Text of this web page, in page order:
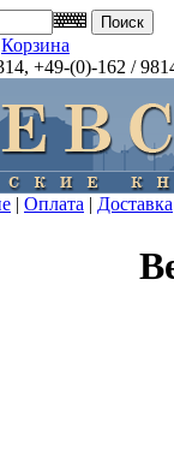
Корзина
+49-(0)-162 /
| Оплата | Доставка